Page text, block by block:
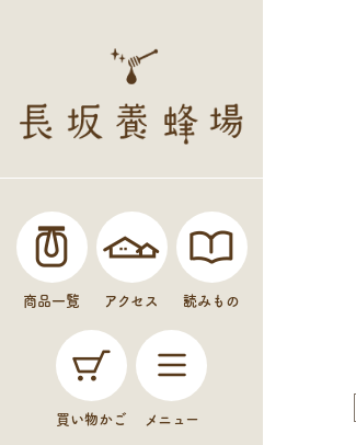
商品一覧 アクセス 読みもの
買い物かご メニュー